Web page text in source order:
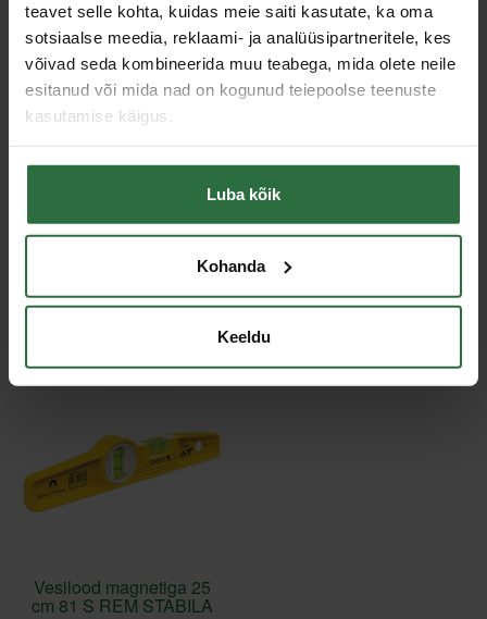
teavet selle kohta, kuidas meie saiti kasutate, ka oma
sotsiaalse meedia, reklaami- ja analüüsipartneritele, kes
võivad seda kombineerida muu teabega, mida olete neile
esitanud või mida nad on kogunud teiepoolse teenuste
kasutamise käigus.
Luba kõik
Kohanda
Keeldu
Täpsus ümberpööratud
asendis
0,043° / 0,75 mm/m
Mõõtepinnad
1
Vesiloodi tüüp
1 x horisontaalne ja 1 x vertikaalne
Vesilood magnetiga 25
cm 81 S REM STABILA